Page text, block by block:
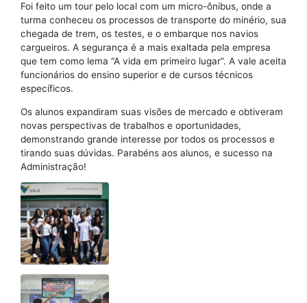
Foi feito um tour pelo local com um micro-ônibus, onde a
turma conheceu os processos de transporte do minério, sua
chegada de trem, os testes, e o embarque nos navios
cargueiros. A segurança é a mais exaltada pela empresa
que tem como lema “A vida em primeiro lugar”. A vale aceita
funcionários do ensino superior e de cursos técnicos
específicos.
Os alunos expandiram suas visões de mercado e obtiveram
novas perspectivas de trabalhos e oportunidades,
demonstrando grande interesse por todos os processos e
tirando suas dúvidas. Parabéns aos alunos, e sucesso na
Administração!